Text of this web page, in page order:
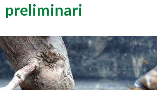
preliminari